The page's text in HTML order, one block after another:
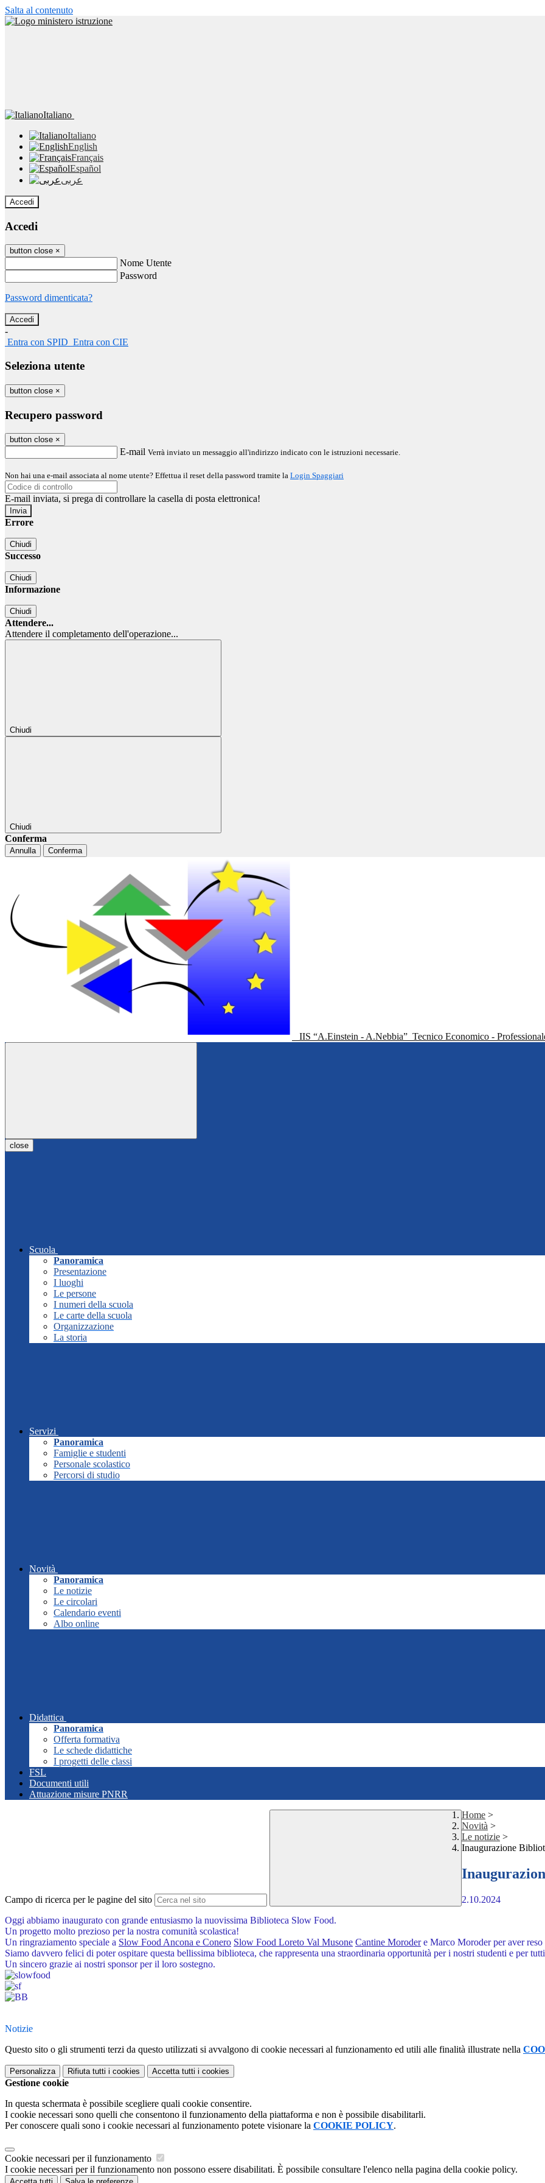
Salta al contenuto
Italiano
Italiano
English
Français
Español
عربى
Accedi
Accedi
button close ×
Nome Utente
Password
Password dimenticata?
-
Entra con SPID Entra con CIE
Seleziona utente
button close ×
Recupero password
button close ×
E-mail Verrà inviato un messaggio all'indirizzo indicato con le istruzioni necessarie.
Non hai una e-mail associata al nome utente? Effettua il reset della password tramite la Login Spaggiari
E-mail inviata, si prega di controllare la casella di posta elettronica!
Errore
Chiudi
Successo
Chiudi
Informazione
Chiudi
Attendere...
Attendere il completamento dell'operazione...
Chiudi
Chiudi
Conferma
Annulla Conferma
IIS “A.Einstein - A.Nebbia” Tecnico Economico -
close
Scuola
Panoramica
Presentazione
I luoghi
Le persone
I numeri della scuola
Le carte della scuola
Organizzazione
La storia
Servizi
Panoramica
Famiglie e studenti
Personale scolastico
Percorsi di studio
Novità
Panoramica
Le notizie
Le circolari
Calendario eventi
Albo online
Didattica
Panoramica
Offerta formativa
Le schede didattiche
I progetti delle classi
FSL
Documenti utili
Attuazione misure PNRR
Campo di ricerca per le pagine del sito
Home >
Novità >
Le notizie >
Inaugurazione
2.10.2024
Oggi abbiamo inaugurato con grande entusiasmo la nuovissima Biblioteca Slow Food.
Un progetto molto prezioso per la nostra comunità scolastica!
Un ringraziamento speciale a Slow Food Ancona e Conero Slow Food Loreto Val Musone Cantine Morodere Marco Moroder per aver reso
Siamo davvero felici di poter ospitare questa bellissima biblioteca, che rappresenta una straordinaria opportunità per i nostri studenti e per tutti
Un sincero grazie ai nostri sponsor per il loro sostegno.
Notizie
Questo sito o gli strumenti terzi da questo utilizzati si avvalgono di cookie necessari al funzionamento ed utili alle finalità illustrate nella
Personalizza Rifiuta tutti i cookies Accetta tutti i cookies
Gestione cookie
In questa schermata è possibile scegliere quali cookie consentire.
I cookie necessari sono quelli che consentono il funzionamento della piattaforma e non è possibile disabilitarli.
Per conoscere quali sono i cookie necessari al funzionamento potete visionare la COOKIE POLICY.
Cookie necessari per il funzionamento
I cookie necessari per il funzionamento non possono essere disabilitati. È possibile consultare l'elenco nella pagina della cookie policy.